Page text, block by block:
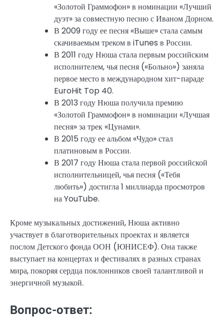
«Золотой Граммофон» в номинации «Лучший
дуэт» за совместную песню с Иваном Дорном.
В 2009 году ее песня «Выше» стала самым
скачиваемым треком в iTunes в России.
В 2011 году Нюша стала первым российским
исполнителем, чья песня («Больно») заняла
первое место в международном хит-параде
EuroHit Top 40.
В 2013 году Нюша получила премию
«Золотой Граммофон» в номинации «Лучшая
песня» за трек «Цунами».
В 2015 году ее альбом «Чудо» стал
платиновым в России.
В 2017 году Нюша стала первой российской
исполнительницей, чья песня («Тебя
любить») достигла 1 миллиарда просмотров
на YouTube.
Кроме музыкальных достижений, Нюша активно
участвует в благотворительных проектах и является
послом Детского фонда ООН (ЮНИСЕФ). Она также
выступает на концертах и фестивалях в разных странах
мира, покоряя сердца поклонников своей талантливой и
энергичной музыкой.
Вопрос-ответ: